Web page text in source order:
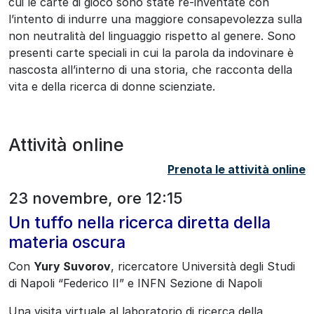
l’intento di indurre una maggiore consapevolezza sulla
non neutralità del linguaggio rispetto al genere. Sono
presenti carte speciali in cui la parola da indovinare è
nascosta all’interno di una storia, che racconta della
vita e della ricerca di donne scienziate.
Attività online
Prenota le attività online
23 novembre, ore 12:15
Un tuffo nella ricerca diretta della
materia oscura
Con Yury Suvorov, ricercatore Università degli Studi
di Napoli “Federico II” e INFN Sezione di Napoli
Una visita virtuale al laboratorio di ricerca della